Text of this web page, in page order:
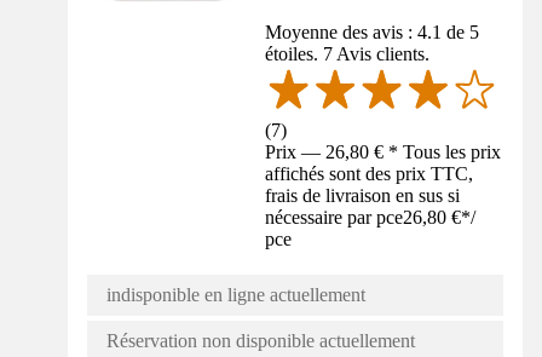
Moyenne des avis : 4.1 de 5
étoiles. 7 Avis clients.
(7)
Prix — 26,80 € * Tous les prix
affichés sont des prix TTC,
frais de livraison en sus si
nécessaire par pce26,80 €*/
pce
indisponible en ligne actuellement
Réservation non disponible actuellement